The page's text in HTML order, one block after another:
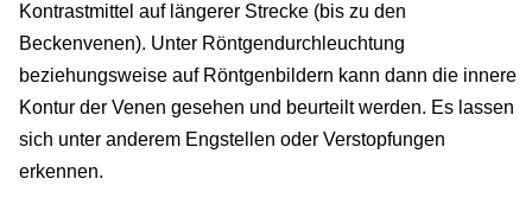
Kontrastmittel auf längerer Strecke (bis zu den
Beckenvenen). Unter Röntgendurchleuchtung
beziehungsweise auf Röntgenbildern kann dann die innere
Kontur der Venen gesehen und beurteilt werden. Es lassen
sich unter anderem Engstellen oder Verstopfungen
erkennen.